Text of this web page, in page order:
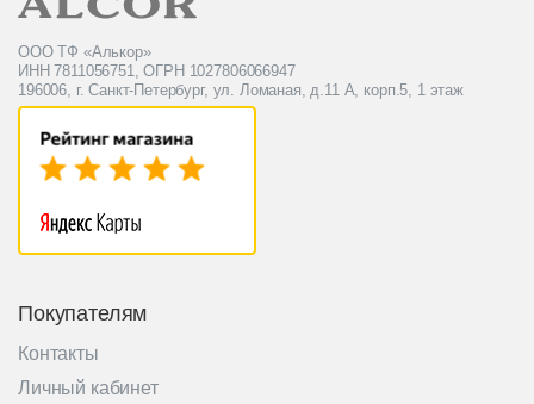
ООО ТФ «Алькор»
ИНН 7811056751, ОГРН 1027806066947
196006, г. Санкт-Петербург, ул. Ломаная, д.11 А, корп.5, 1 этаж
Покупателям
Контакты
Личный кабинет